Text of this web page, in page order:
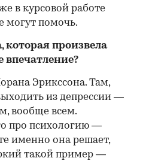
в курсовой работе
могут помочь.
произвела
впечатление?
Эрикссона. Там,
из депрессии —
вообще всем.
про психологию —
именно она решает,
такой пример —